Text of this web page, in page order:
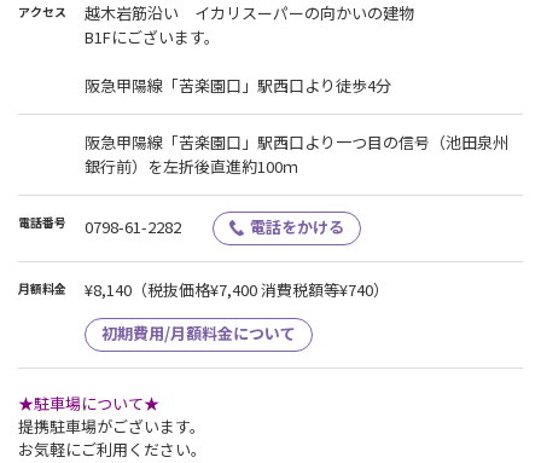
アクセス
越木岩筋沿い イカリスーパーの向かいの建物
B1Fにございます。
阪急甲陽線「苦楽園口」駅西口より徒歩4分
阪急甲陽線「苦楽園口」駅西口より一つ目の信号（池田泉州
銀行前）を左折後直進約100ｍ
電話番号 0798-61-2282 電話をかける
月額料金 ¥8,140 （税抜価格¥7,400 消費税額等¥740）
初期費用/月額料金について
★駐車場について★
提携駐車場がございます。
お気軽にご利用ください。